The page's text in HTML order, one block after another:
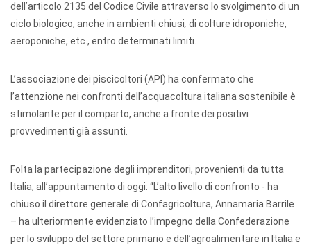
dell’articolo 2135 del Codice Civile attraverso lo svolgimento di un
ciclo biologico, anche in ambienti chiusi, di colture idroponiche,
aeroponiche, etc., entro determinati limiti.
L’associazione dei piscicoltori (API) ha confermato che
l’attenzione nei confronti dell’acquacoltura italiana sostenibile è
stimolante per il comparto, anche a fronte dei positivi
provvedimenti già assunti.
Folta la partecipazione degli imprenditori, provenienti da tutta
Italia, all’appuntamento di oggi: “L’alto livello di confronto - ha
chiuso il direttore generale di Confagricoltura, Annamaria Barrile
– ha ulteriormente evidenziato l’impegno della Confederazione
per lo sviluppo del settore primario e dell’agroalimentare in Italia e